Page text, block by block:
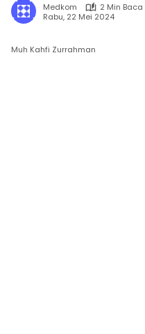
Medkom
2 Min Baca
Rabu, 22 Mei 2024
Muh Kahfi Zurrahman